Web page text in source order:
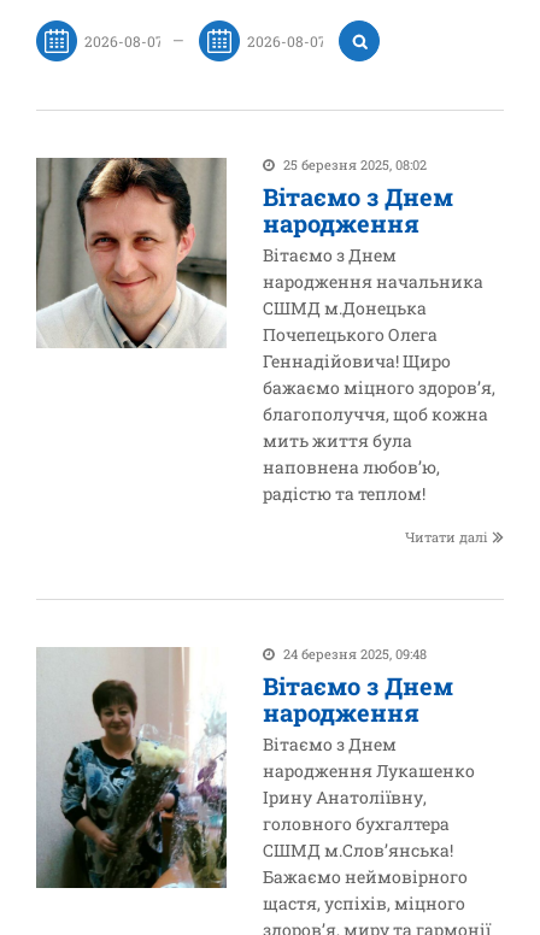
—
25 березня 2025, 08:02
Вітаємо з Днем
народження
Вітаємо з Днем
народження начальника
СШМД м.Донецька
Почепецького Олега
Геннадійовича! Щиро
бажаємо міцного здоров’я,
благополуччя, щоб кожна
мить життя була
наповнена любов’ю,
радістю та теплом!
Читати далі
24 березня 2025, 09:48
Вітаємо з Днем
народження
Вітаємо з Днем
народження Лукашенко
Ірину Анатоліївну,
головного бухгалтера
СШМД м.Слов’янська!
Бажаємо неймовірного
щастя, успіхів, міцного
здоров’я, миру та гармонії